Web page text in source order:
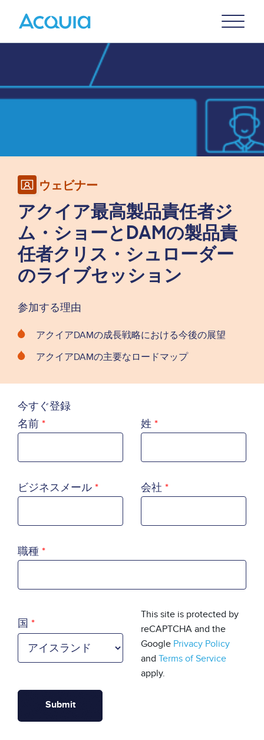
Menu
ウェビナー
アクイア最高製品責任者ジ
ム・ショーとDAMの製品責
任者クリス・シュローダー
のライブセッション
参加する理由
アクイアDAMの成長戦略における今後の展望
アクイアDAMの主要なロードマップ
今すぐ登録
名前 姓
ビジネスメール 会社
職種
国
This site is protected by
reCAPTCHA and the
Google Privacy Policy
and Terms of Service
apply.